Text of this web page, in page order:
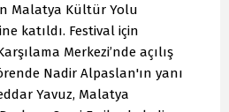
Malatya Kültür Yolu
katıldı. Festival için
Merkezi’nde açılış
Nadir Alpaslan'ın yanı
Yavuz, Malatya